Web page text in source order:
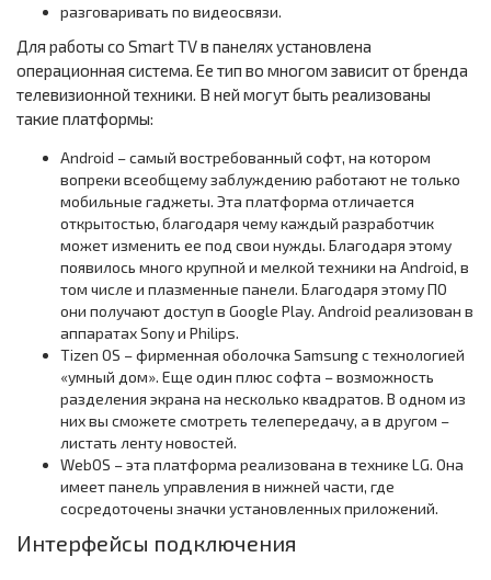
разговаривать по видеосвязи.
Для работы со Smart TV в панелях установлена
операционная система. Ее тип во многом зависит от бренда
телевизионной техники. В ней могут быть реализованы
такие платформы:
Android – самый востребованный софт, на котором
вопреки всеобщему заблуждению работают не только
мобильные гаджеты. Эта платформа отличается
открытостью, благодаря чему каждый разработчик
может изменить ее под свои нужды. Благодаря этому
появилось много крупной и мелкой техники на Android, в
том числе и плазменные панели. Благодаря этому ПО
они получают доступ в Google Play. Android реализован в
аппаратах Sony и Philips.
Tizen OS – фирменная оболочка Samsung с технологией
«умный дом». Еще один плюс софта – возможность
разделения экрана на несколько квадратов. В одном из
них вы сможете смотреть телепередачу, а в другом –
листать ленту новостей.
WebOS – эта платформа реализована в технике LG. Она
имеет панель управления в нижней части, где
сосредоточены значки установленных приложений.
Интерфейсы подключения